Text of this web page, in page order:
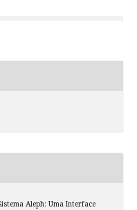
Aleph: Uma Interface